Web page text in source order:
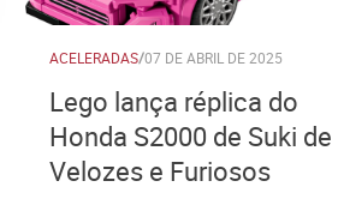
ACELERADAS/07 DE ABRIL DE 2025
Lego lança réplica do
Honda S2000 de Suki de
Velozes e Furiosos